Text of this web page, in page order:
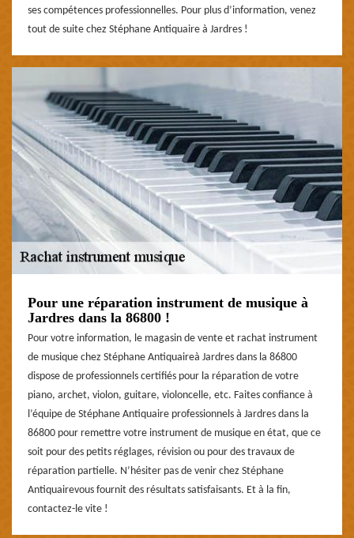
ses compétences professionnelles. Pour plus d’information, venez
tout de suite chez Stéphane Antiquaire à Jardres !
Pour une réparation instrument de musique à
Jardres dans la 86800 !
Pour votre information, le magasin de vente et rachat instrument
de musique chez Stéphane Antiquaireà Jardres dans la 86800
dispose de professionnels certifiés pour la réparation de votre
piano, archet, violon, guitare, violoncelle, etc. Faites confiance à
l’équipe de Stéphane Antiquaire professionnels à Jardres dans la
86800 pour remettre votre instrument de musique en état, que ce
soit pour des petits réglages, révision ou pour des travaux de
réparation partielle. N’hésiter pas de venir chez Stéphane
Antiquairevous fournit des résultats satisfaisants. Et à la fin,
contactez-le vite !